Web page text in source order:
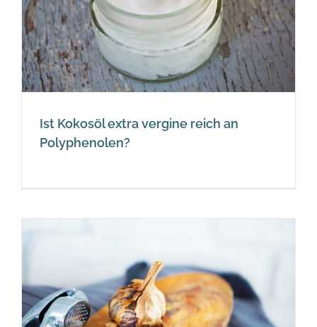
Ist Kokosöl extra vergine reich an
Polyphenolen?